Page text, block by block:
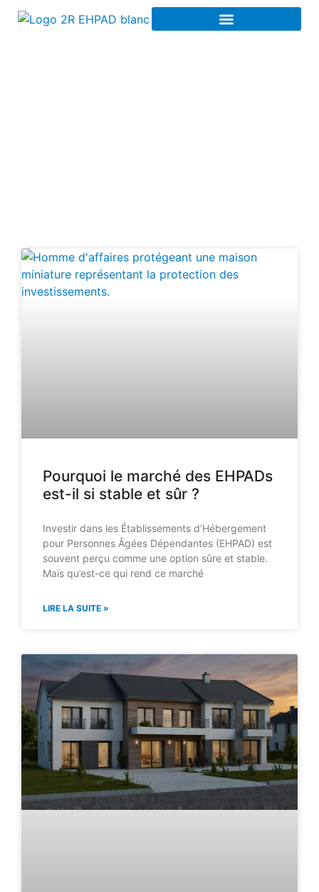
Pourquoi le marché des EHPADs
est-il si stable et sûr ?
Investir dans les Établissements d’Hébergement
pour Personnes Âgées Dépendantes (EHPAD) est
souvent perçu comme une option sûre et stable.
Mais qu’est-ce qui rend ce marché
LIRE LA SUITE »